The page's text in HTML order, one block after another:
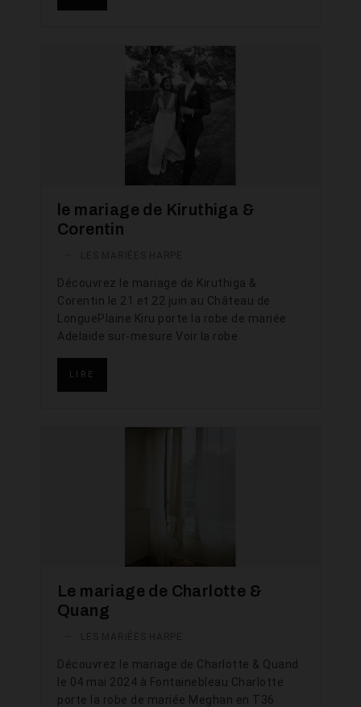
le mariage de Kiruthiga &
Corentin
Découvrez le mariage de Kiruthiga &
Corentin le 21 et 22 juin au Château de
LonguePlaine Kiru porte la robe de mariée
Adelaide sur-mesure Voir la robe
LIRE
Le mariage de Charlotte &
Quang
Découvrez le mariage de Charlotte & Quand
le 04 mai 2024 à Fontainebleau Charlotte
porte la robe de mariée Meghan en T36